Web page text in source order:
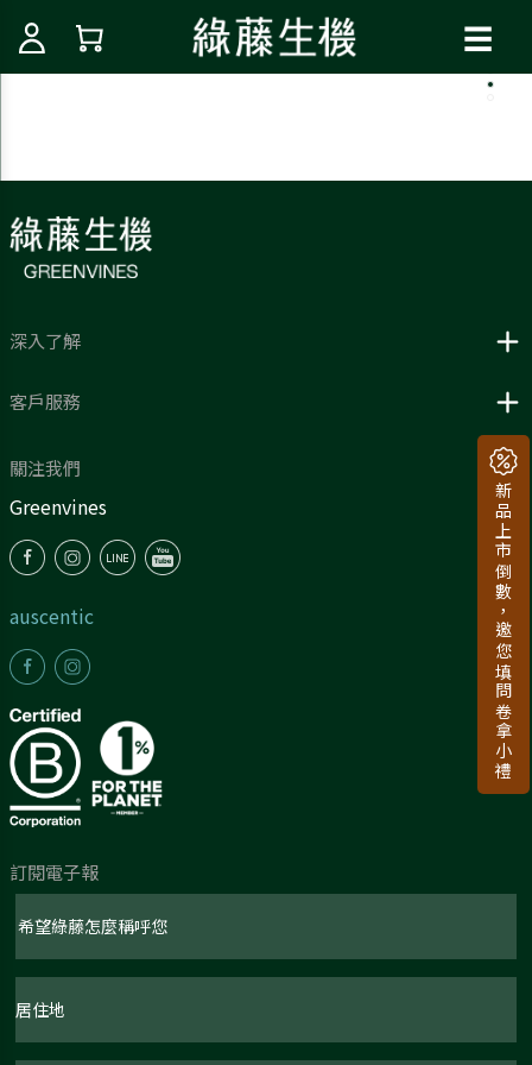
☰
新品上市倒數，邀您填問卷拿小禮
深入了解
客戶服務
關注我們
Greenvines
auscentic
訂閱電子報